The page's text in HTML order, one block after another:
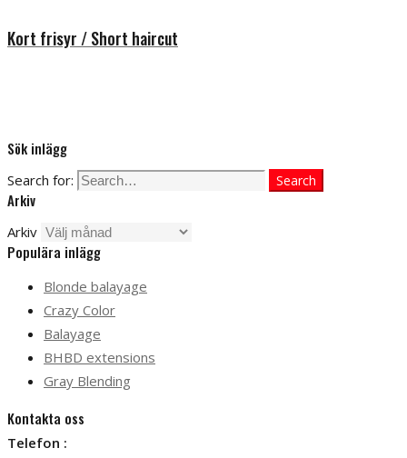
Kort frisyr / Short haircut
Sök inlägg
Search for: Search
Arkiv
Arkiv
Populära inlägg
Blonde balayage
Crazy Color
Balayage
BHBD extensions
Gray Blending
Kontakta oss
Telefon :